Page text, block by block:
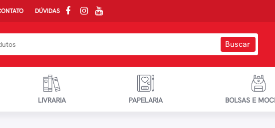
DÚVIDAS
LIVRARIA PAPELARIA BOLSAS E